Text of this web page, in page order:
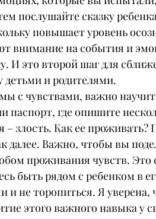
послушайте сказку
повышает уровень
внимание на события и
И это второй шаг для
и родителями.
с чувствами, важно
паспорт, где опишите
злость. Как ее
далее. Важно, чтобы вы
проживания чувств.
быть рядом с ребенком в
и не торопиться. Я
этого важного навыка у